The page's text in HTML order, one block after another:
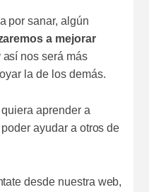
por sanar, algún
a mejorar
así nos será más
la de los demás.
aprender a
ayudar a otros de
desde nuestra web,